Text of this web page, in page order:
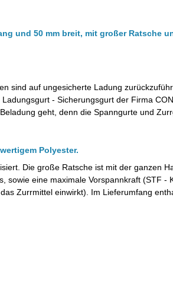
und 50 mm breit, mit großer Ratsche
sind auf ungesicherte Ladung
Ladungsgurt - Sicherungsgurt der Firma
geht, denn die Spanngurte und
Polyester.
Die große Ratsche ist mit der ganzen
sowie eine maximale Vorspannkraft (STF -
Zurrmittel einwirkt). Im Lieferumfang